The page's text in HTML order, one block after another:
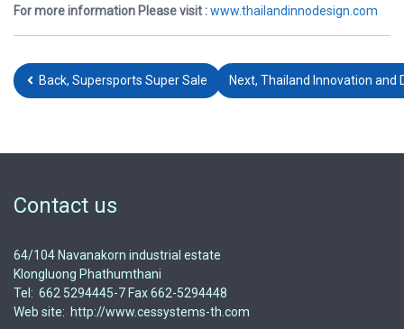
For more information Please visit :www.thailandinnodesign.com
Back, Supersports Super Sale Next, Thailand Innovation and
Contact us
64/104 Navanakorn industrial estate
Klongluong Phathumthani
Tel: 662 5294445-7 Fax 662-5294448
Web site: http://www.cessystems-th.com